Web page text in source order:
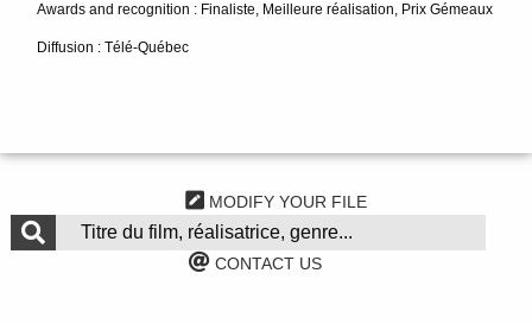
Awards and recognition : Finaliste, Meilleure réalisation, Prix Gémeaux
Diffusion : Télé-Québec
MODIFY YOUR FILE
CONTACT US